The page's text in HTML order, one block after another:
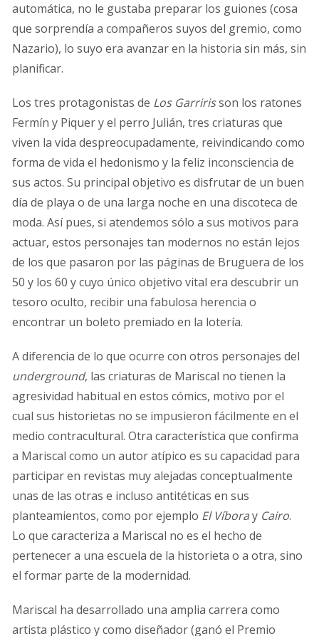
automática, no le gustaba preparar los guiones (cosa
que sorprendía a compañeros suyos del gremio, como
Nazario), lo suyo era avanzar en la historia sin más, sin
planificar.
Los tres protagonistas de Los Garririsson los ratones
Fermín y Piquer y el perro Julián, tres criaturas que
viven la vida despreocupadamente, reivindicando como
forma de vida el hedonismo y la feliz inconsciencia de
sus actos. Su principal objetivo es disfrutar de un buen
día de playa o de una larga noche en una discoteca de
moda. Así pues, si atendemos sólo a sus motivos para
actuar, estos personajes tan modernos no están lejos
de los que pasaron por las páginas de Bruguera de los
50 y los 60 y cuyo único objetivo vital era descubrir un
tesoro oculto, recibir una fabulosa herencia o
encontrar un boleto premiado en la lotería.
A diferencia de lo que ocurre con otros personajes del
underground, las criaturas de Mariscal no tienen la
agresividad habitual en estos cómics, motivo por el
cual sus historietas no se impusieron fácilmente en el
medio contracultural. Otra característica que confirma
a Mariscal como un autor atípico es su capacidad para
participar en revistas muy alejadas conceptualmente
unas de las otras e incluso antitéticas en sus
planteamientos, como por ejemplo El Víboray Cairo.
Lo que caracteriza a Mariscal no es el hecho de
pertenecer a una escuela de la historieta o a otra, sino
el formar parte de la modernidad.
Mariscal ha desarrollado una amplia carrera como
artista plástico y como diseñador (ganó el Premio